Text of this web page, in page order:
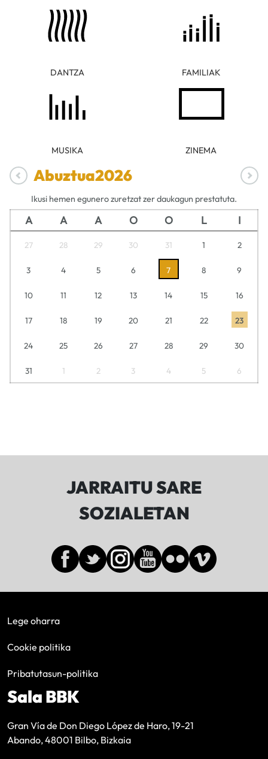
DANTZA FAMILIAK
MUSIKA ZINEMA
Abuztua2026
Ikusi hemen egunero zuretzat zer daukagun prestatuta.
A A A O O L I
27 28 29 30 31 1 2
3 4 5 6 7 8 9
10 11 12 13 14 15 16
17 18 19 20 21 22 23
24 25 26 27 28 29 30
31 1 2 3 4 5 6
JARRAITU SARE
SOZIALETAN
Lege oharra
Cookie politika
Pribatutasun-politika
Sala BBK
Gran Vía de Don Diego López de Haro, 19-21
Abando, 48001 Bilbo, Bizkaia